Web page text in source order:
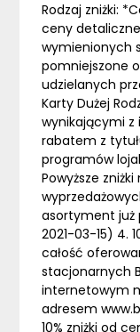
Rodzaj zniżki:
ceny
wymienionych
pomniejszone
udzielanych
Karty Dużej
wynikającymi
rabatem z
programów
Powyższe
asortyment już
2021-03-15) 4.
całość
stacjonarnych
internetowym
adresem
10% zniżki od